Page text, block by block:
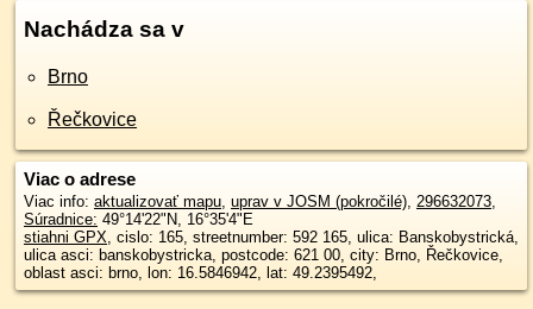
Nachádza sa v
Brno
Řečkovice
Viac o adrese
Viac info: aktualizovať mapu, uprav v JOSM (pokročilé), 296632073,
Súradnice: 49°14'22"N, 16°35'4"E
stiahni GPX, cislo: 165, streetnumber: 592 165, ulica: Banskobystrická,
ulica asci: banskobystricka, postcode: 621 00, city: Brno, Řečkovice,
oblast asci: brno, lon: 16.5846942, lat: 49.2395492,